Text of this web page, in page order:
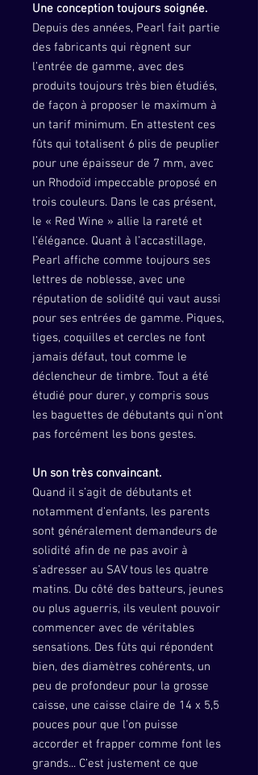
Une conception toujours soignée.
Depuis des années, Pearl fait partie
des fabricants qui règnent sur
l’entrée de gamme, avec des
produits toujours très bien étudiés,
de façon à proposer le maximum à
un tarif minimum. En attestent ces
fûts qui totalisent 6 plis de peuplier
pour une épaisseur de 7 mm, avec
un Rhodoïd impeccable proposé en
trois couleurs. Dans le cas présent,
le « Red Wine » allie la rareté et
l’élégance. Quant à l’accastillage,
Pearl affiche comme toujours ses
lettres de noblesse, avec une
réputation de solidité qui vaut aussi
pour ses entrées de gamme. Piques,
tiges, coquilles et cercles ne font
jamais défaut, tout comme le
déclencheur de timbre. Tout a été
étudié pour durer, y compris sous
les baguettes de débutants qui n’ont
pas forcément les bons gestes.
Un son très convaincant.
Quand il s’agit de débutants et
notamment d’enfants, les parents
sont généralement demandeurs de
solidité afin de ne pas avoir à
s’adresser au SAV tous les quatre
matins. Du côté des batteurs, jeunes
ou plus aguerris, ils veulent pouvoir
commencer avec de véritables
sensations. Des fûts qui répondent
bien, des diamètres cohérents, un
peu de profondeur pour la grosse
caisse, une caisse claire de 14 x 5,5
pouces pour que l’on puisse
accorder et frapper comme font les
grands... C’est justement ce que